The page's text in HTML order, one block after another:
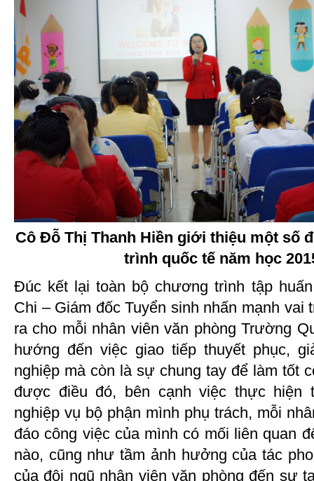
Cô Đỗ Thị Thanh Hiền giới thiệu một số
trình quốc tế năm học
Đúc kết lại toàn bộ chương trình tập
Chi – Giám đốc Tuyển sinh nhấn mạnh vai
ra cho mỗi nhân viên văn phòng Trường
hướng đến việc giao tiếp thuyết phục,
nghiệp mà còn là sự chung tay để làm tốt
được điều đó, bên cạnh việc thực hiện
nghiệp vụ bộ phận mình phụ trách, mỗi
đáo công việc của mình có mối liên quan
nào, cũng như tầm ảnh hưởng của tác
của đội ngũ nhân viên văn phòng đến sự